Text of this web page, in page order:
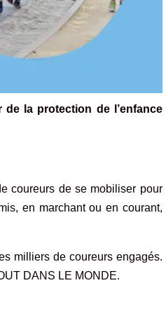
la protection de l’enfance
coureurs de se mobiliser pour
en marchant ou en courant,
milliers de coureurs engagés.
DANS LE MONDE.